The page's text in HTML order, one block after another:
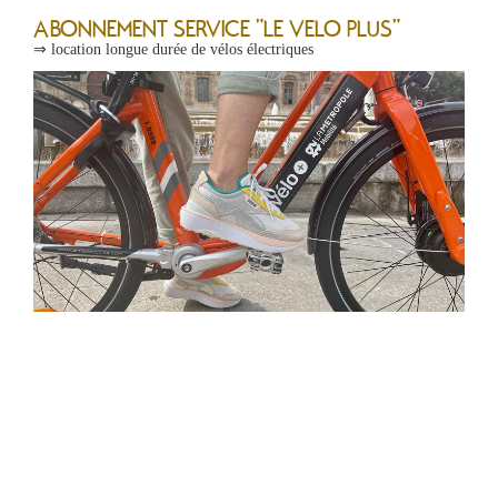
ABONNEMENT SERVICE "LE VELO PLUS"
⇒ location longue durée de vélos électriques